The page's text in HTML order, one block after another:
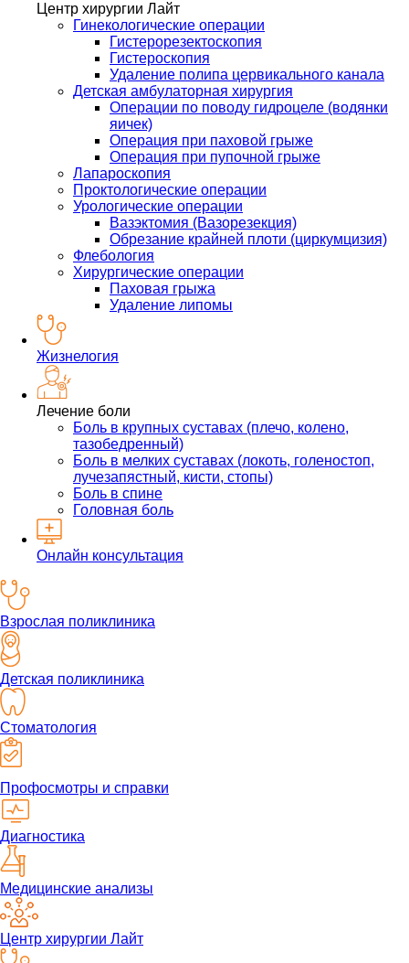
Центр хирургии Лайт
Гинекологические операции
Гистерорезектоскопия
Гистероскопия
Удаление полипа цервикального канала
Детская амбулаторная хирургия
Операции по поводу гидроцеле (водянки
яичек)
Операция при паховой грыже
Операция при пупочной грыже
Лапароскопия
Проктологические операции
Урологические операции
Вазэктомия (Вазорезекция)
Обрезание крайней плоти (циркумцизия)
Флебология
Хирургические операции
Паховая грыжа
Удаление липомы
Жизнелогия
Лечение боли
Боль в крупных суставах (плечо, колено,
тазобедренный)
Боль в мелких суставах (локоть, голеностоп,
лучезапястный, кисти, стопы)
Боль в спине
Головная боль
Онлайн консультация
Взрослая поликлиника
Детская поликлиника
Стоматология
Профосмотры и справки
Диагностика
Медицинские анализы
Центр хирургии Лайт